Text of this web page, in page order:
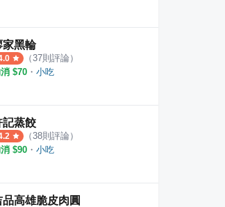
家黑輪
（37則評論）
$70 ・ 小吃
記蒸餃
（38則評論）
$90 ・ 小吃
品高雄脆皮肉圓